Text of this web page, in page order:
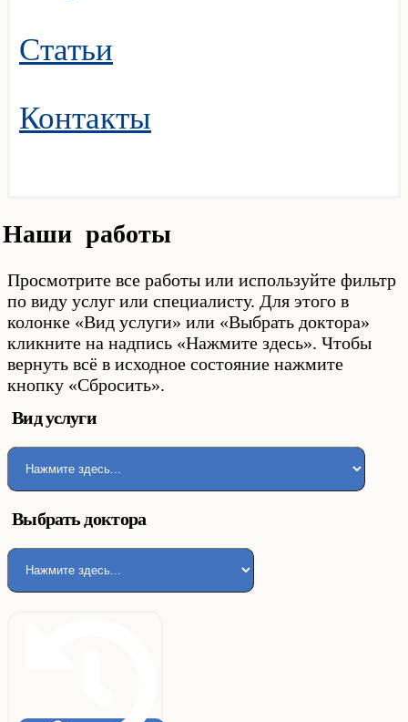
Статьи
Контакты
Наши работы
Просмотрите все работы или используйте фильтр
по виду услуг или специалисту. Для этого в
колонке «Вид услуги» или «Выбрать доктора»
кликните на надпись «Нажмите здесь». Чтобы
вернуть всё в исходное состояние нажмите
кнопку «Сбросить».
Вид услуги
Выбрать доктора